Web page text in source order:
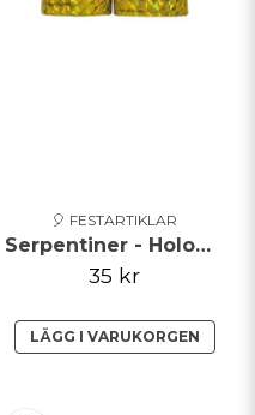
🎈 FESTARTIKLAR
Serpentiner - Holographic - Guld
35 kr
LÄGG I VARUKORGEN